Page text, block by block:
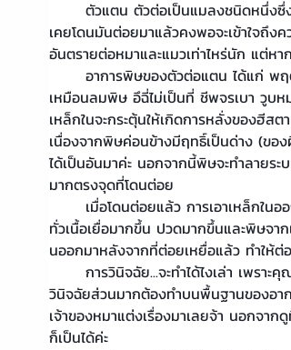
เคยโดนมันต่อยมาแล้วคงพอจะเข้าใจถึง
อันตรายต่อหมาและแมวเท่าไหร่นัก แต่ห
เหมือนลมพิษ อึฉี่ไม่เป็นที่ ชีพจรเบา วูบห
เหล็กในจะกระตุ้นให้เกิดการหลั่งของฮีส
เนื่องจากพิษค่อนข้างมีฤทธิ์เป็นด่าง (ขอ
ได้เป็นอันมาค่ะ นอกจากนี้พิษจะทำลายระ
มากตรงจุดที่โดนต่อย
ทั่วเนื้อเยื่อมากขึ้น ปวดมากขึ้นและพิษจา
นออกมาหลังจากที่ต่อยเหยื่อแล้ว ทำให้
วินิจฉัยส่วนมากต้องทำบนพื้นฐานของอ
เจ้าของหมาแต่งเรื่องมาเลยจ้า นอกจาก
ก็เป็นได้ค่ะ